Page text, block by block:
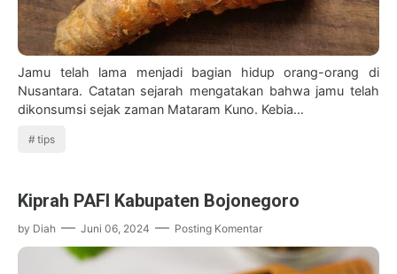
Jamu telah lama menjadi bagian hidup orang-orang di
Nusantara. Catatan sejarah mengatakan bahwa jamu telah
dikonsumsi sejak zaman Mataram Kuno. Kebia…
tips
Kiprah PAFI Kabupaten Bojonegoro
by Diah Juni 06, 2024 Posting Komentar